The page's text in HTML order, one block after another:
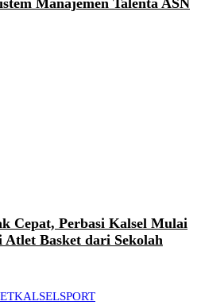
Manajemen Talenta ASN
Cepat, Perbasi Kalsel Mulai
Atlet Basket dari Sekolah
KALSELSPORT